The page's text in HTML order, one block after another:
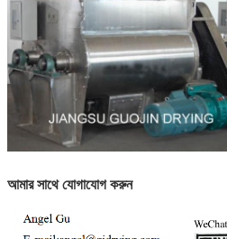
আমার সাথে যোগাযোগ করুন